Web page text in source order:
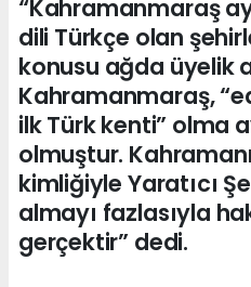
“Kahramanmaraş
dili Türkçe olan
konusu ağda üyelik
Kahramanmaraş,
ilk Türk kenti” olma
olmuştur.
kimliğiyle Yaratıcı
almayı fazlasıyla
gerçektir” dedi.